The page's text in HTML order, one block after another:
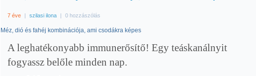
7 éve | szilasi ilona | 0 hozzászólás
Méz, dió és fahéj kombinációja, ami csodákra képes
A leghatékonyabb immunerősítő! Egy teáskanálnyit
fogyassz belőle minden nap.